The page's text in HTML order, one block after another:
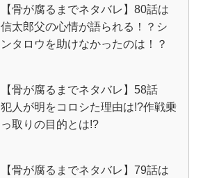
【骨が腐るまでネタバレ】80話は
信太郎父の心情が語られる！？シ
ンタロウを助けなかったのは！？
【骨が腐るまでネタバレ】58話
犯人が明をコロシた理由は!?作戦乗
っ取りの目的とは!?
【骨が腐るまでネタバレ】79話は